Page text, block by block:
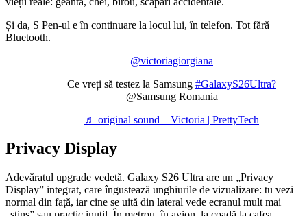
Și da, S Pen-ul e în continuare la locul lui, în telefon. Tot fără
Bluetooth.
@victoriagiorgiana
Ce vreți să testez la Samsung #GalaxyS26Ultra?
@Samsung Romania
♬ original sound – Victoria | PrettyTech
Privacy Display
Adevăratul upgrade vedetă. Galaxy S26 Ultra are un „Privacy
Display” integrat, care îngustează unghiurile de vizualizare: tu vezi
normal din față, iar cine se uită din lateral vede ecranul mult mai